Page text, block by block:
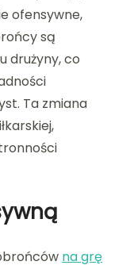
ofensywne,
są
drużyny, co
Ta zmiana
na grę